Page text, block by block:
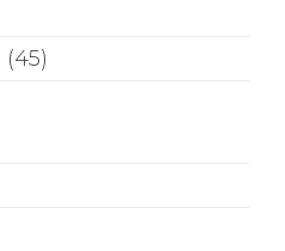
(45)